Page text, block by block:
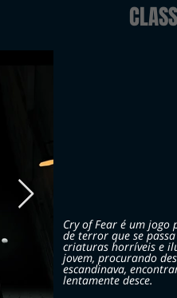
Cry of Fear é um
de terror que se
criaturas horríveis e
jovem, procurando
escandinava,
lentamente desce.